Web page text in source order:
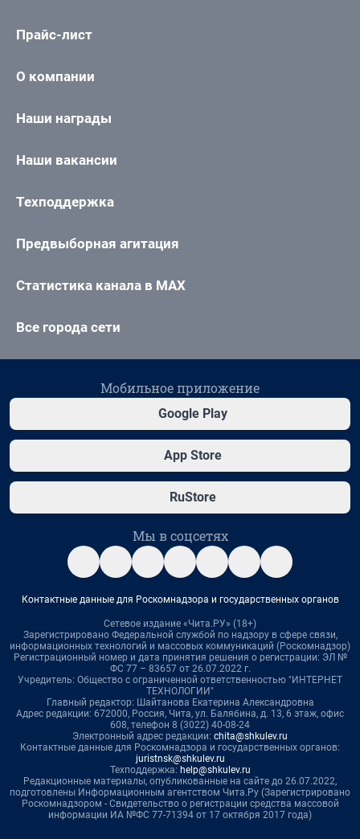
Прайс-лист
О компании
Наши награды
Наши вакансии
Техподдержка
Предвыборная агитация
Статистика канала в MAX
Все города сети
Мобильное приложение
Google Play
App Store
RuStore
Мы в соцсетях
Контактные данные для Роскомнадзора и государственных органов
Сетевое издание «Чита.РУ» (18+)
Зарегистрировано Федеральной службой по надзору в сфере связи,
информационных технологий и массовых коммуникаций (Роскомнадзор)
Регистрационный номер и дата принятия решения о регистрации: ЭЛ №
ФС 77 – 83657 от 26.07.2022 г.
Учредитель: Общество с ограниченной ответственностью "ИНТЕРНЕТ
ТЕХНОЛОГИИ"
Главный редактор: Шайтанова Екатерина Александровна
Адрес редакции: 672000, Россия, Чита, ул. Балябина, д. 13, 6 этаж, офис
608, телефон 8 (3022) 40-08-24
Электронный адрес редакции: chita@shkulev.ru
Контактные данные для Роскомнадзора и государственных органов:
juristnsk@shkulev.ru
Техподдержка: help@shkulev.ru
Редакционные материалы, опубликованные на сайте до 26.07.2022,
подготовлены Информационным агентством Чита.Ру (Зарегистрировано
Роскомнадзором - Свидетельство о регистрации средства массовой
информации ИА №ФС 77-71394 от 17 октября 2017 года)